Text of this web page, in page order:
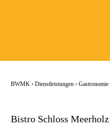
BWMK ›Dienstl­eistungen ›Gastronomie
Bistro Schloss Meerholz